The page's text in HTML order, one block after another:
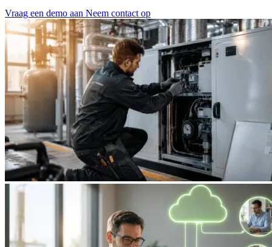
Vraag een demo aan Neem contact op